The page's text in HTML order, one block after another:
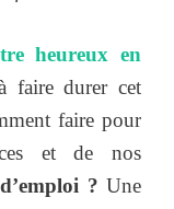
heureux en
faire durer cet
faire pour
et de nos
? Une